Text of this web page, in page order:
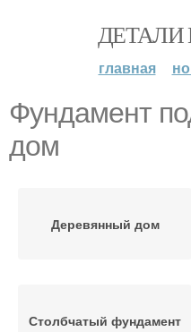
ДЕТАЛИ
главная
Фундамент
дом
Деревянный дом
Столбчатый фундамент